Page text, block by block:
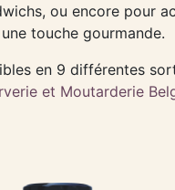
ou encore pour
touche gourmande.
en 9 différentes
et Moutarderie